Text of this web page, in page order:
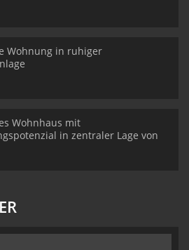
Wohnung in ruhiger
Wohnhaus mit
in zentraler Lage von